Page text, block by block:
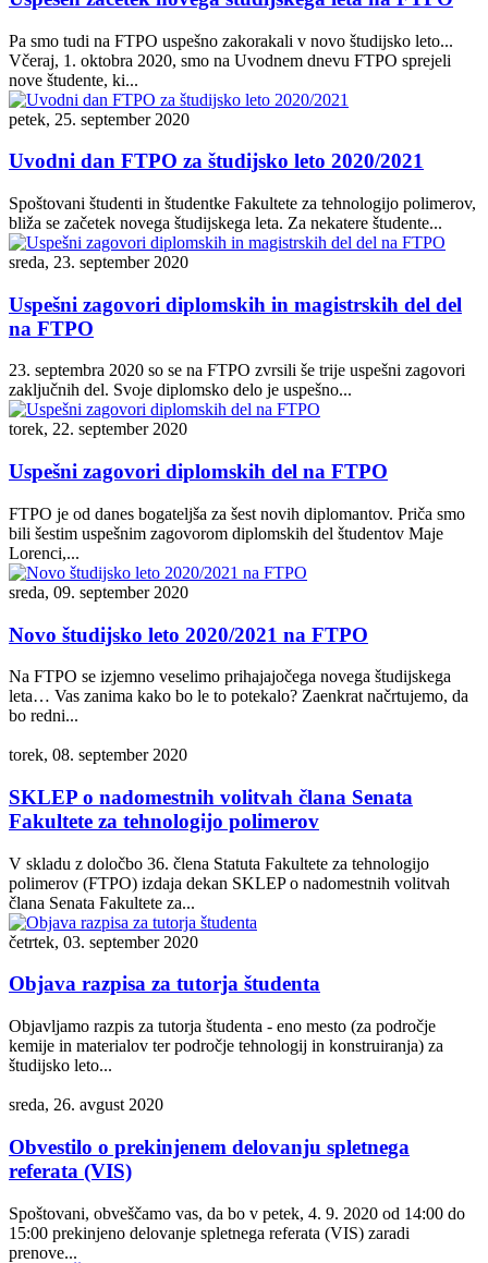
Pa smo tudi na FTPO uspešno zakorakali v novo študijsko leto...
Včeraj, 1. oktobra 2020, smo na Uvodnem dnevu FTPO sprejeli
nove študente, ki...
petek, 25. september 2020
Uvodni dan FTPO za študijsko leto 2020/2021
Spoštovani študenti in študentke Fakultete za tehnologijo polimerov,
bliža se začetek novega študijskega leta. Za nekatere študente...
sreda, 23. september 2020
Uspešni zagovori diplomskih in magistrskih del del
na FTPO
23. septembra 2020 so se na FTPO zvrsili še trije uspešni zagovori
zaključnih del. Svoje diplomsko delo je uspešno...
torek, 22. september 2020
Uspešni zagovori diplomskih del na FTPO
FTPO je od danes bogateljša za šest novih diplomantov. Priča smo
bili šestim uspešnim zagovorom diplomskih del študentov Maje
Lorenci,...
sreda, 09. september 2020
Novo študijsko leto 2020/2021 na FTPO
Na FTPO se izjemno veselimo prihajajočega novega študijskega
leta… Vas zanima kako bo le to potekalo? Zaenkrat načrtujemo, da
bo redni...
torek, 08. september 2020
SKLEP o nadomestnih volitvah člana Senata
Fakultete za tehnologijo polimerov
V skladu z določbo 36. člena Statuta Fakultete za tehnologijo
polimerov (FTPO) izdaja dekan SKLEP o nadomestnih volitvah
člana Senata Fakultete za...
četrtek, 03. september 2020
Objava razpisa za tutorja študenta
Objavljamo razpis za tutorja študenta - eno mesto (za področje
kemije in materialov ter področje tehnologij in konstruiranja) za
študijsko leto...
sreda, 26. avgust 2020
Obvestilo o prekinjenem delovanju spletnega
referata (VIS)
Spoštovani, obveščamo vas, da bo v petek, 4. 9. 2020 od 14:00 do
15:00 prekinjeno delovanje spletnega referata (VIS) zaradi
prenove...